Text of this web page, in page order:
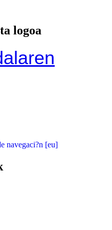
logoa
navegaci?n [eu]